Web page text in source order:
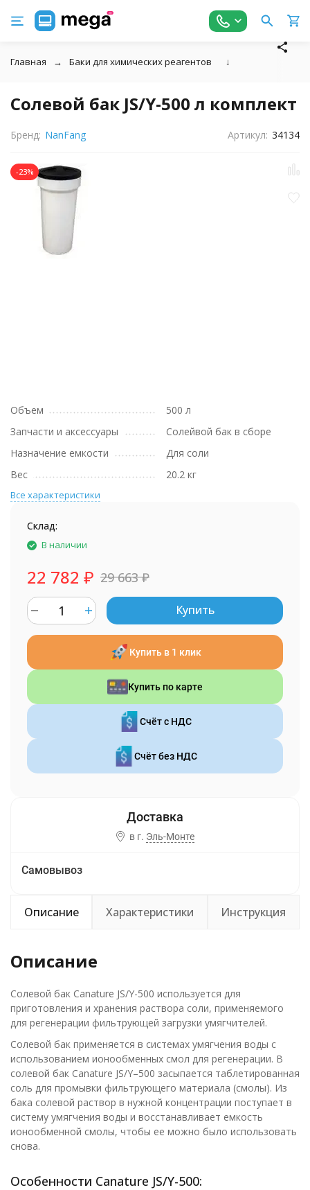
Главная Баки для химических реагентов ↓
Солевой бак JS/Y-500 л комплект
Бренд: NanFang Артикул: 34134
-23%
Объем
500 л
Запчасти и аксессуары
Солейвой бак в сборе
Назначение емкости
Для соли
Вес
20.2 кг
Все характеристики
Склад:
В наличии
22 782 ₽ 29 663₽
Купить
Купить в 1 клик
Купить по карте
Счёт с НДС
Счёт без НДС
в г. Эль-Монте
Самовывоз
Описание Характеристики Инструкция
Описание
Солевой бак Canature JS/Y-500 используется для
приготовления и хранения раствора соли, применяемого
для регенерации фильтрующей загрузки умягчителей.
Солевой бак применяется в системах умягчения воды с
использованием ионообменных смол для регенерации. В
солевой бак Canature JS/Y–500 засыпается таблетированная
соль для промывки фильтрующего материала (смолы). Из
бака солевой раствор в нужной концентрации поступает в
систему умягчения воды и восстанавливает емкость
ионообменной смолы, чтобы ее можно было использовать
снова.
Особенности Canature JS/Y-500: